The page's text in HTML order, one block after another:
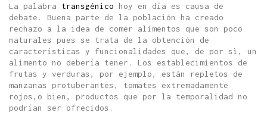
La palabra transgénico hoy en día es causa de
debate. Buena parte de la población ha creado
rechazo a la idea de comer alimentos que son poco
naturales pues se trata de la obtención de
características y funcionalidades que, de por sì, un
alimento no debería tener. Los establecimientos de
frutas y verduras, por ejemplo, están repletos de
manzanas protuberantes, tomates extremadamente
rojos,o bien, productos que por la temporalidad no
podrían ser ofrecidos.